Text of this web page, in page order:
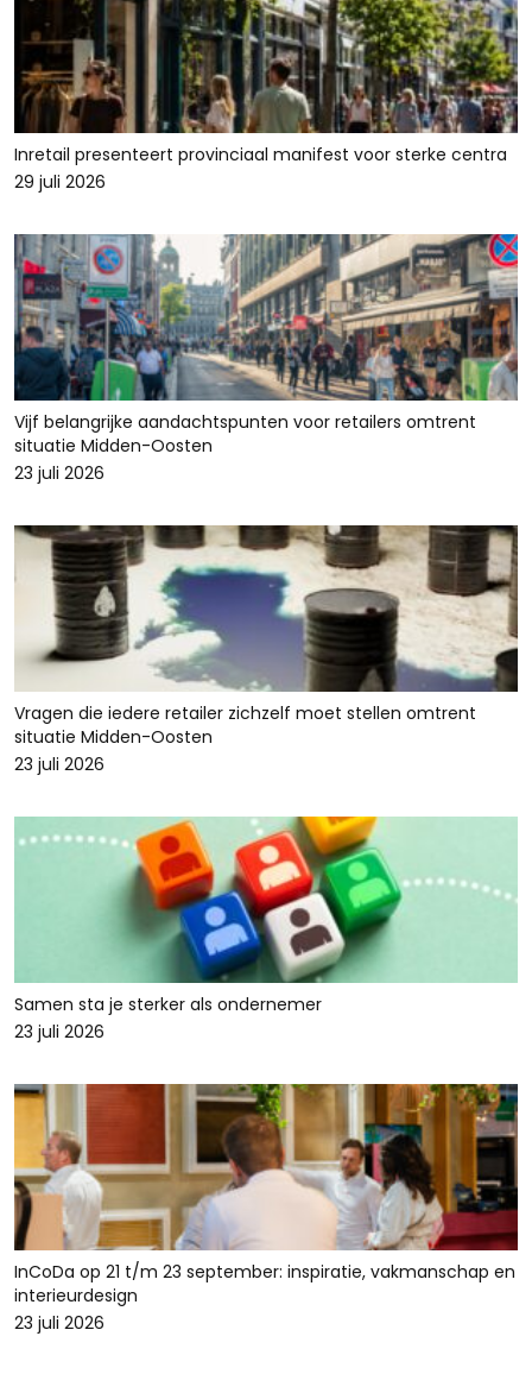
Inretail presenteert provinciaal manifest voor sterke centra
29 juli 2026
Vijf belangrijke aandachtspunten voor retailers omtrent
situatie Midden-Oosten
23 juli 2026
Vragen die iedere retailer zichzelf moet stellen omtrent
situatie Midden-Oosten
23 juli 2026
Samen sta je sterker als ondernemer
23 juli 2026
InCoDa op 21 t/m 23 september: inspiratie, vakmanschap en
interieurdesign
23 juli 2026